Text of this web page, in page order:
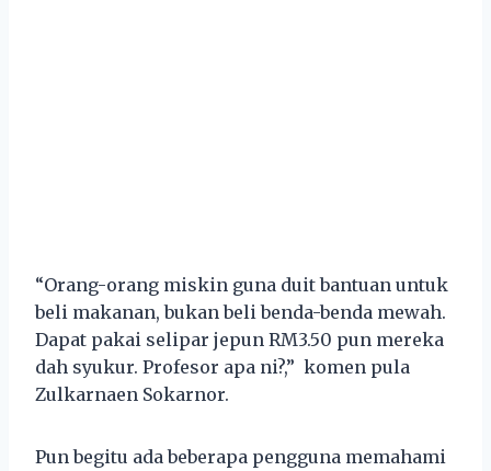
“Orang-orang miskin guna duit bantuan untuk
beli makanan, bukan beli benda-benda mewah.
Dapat pakai selipar jepun RM3.50 pun mereka
dah syukur. Profesor apa ni?,” komen pula
Zulkarnaen Sokarnor.
Pun begitu ada beberapa pengguna memahami